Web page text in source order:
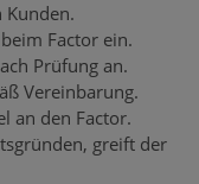
Kunden.
Factor ein.
Prüfung an.
Vereinbarung.
an den Factor.
greift der